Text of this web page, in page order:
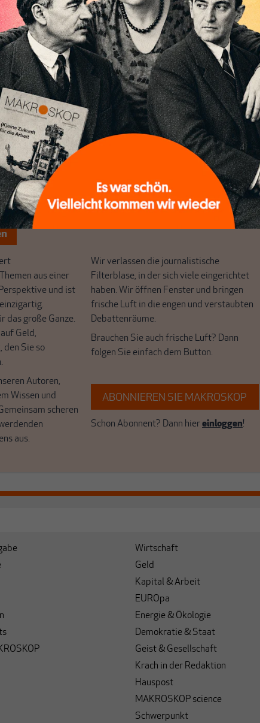
hat sich bestätigt, was wir von Anfang des Jahres an
Zahl der Arbeitslosen (natürlich saisonbereinigt) leicht
der offenen Stellen hat weiter abgenommen. Das spricht
konjunkturelle Dynamik lässt weiter nach und die
Wende zu Ende diesen Jahres oder für 2014
reines Wunschdenken.
sich von allein!
aus einer
und ist
das große Ganze.
Geld,
den Sie so
Autoren,
Wissen und
scheren
aus.
Wir verlassen die journalistische
Filterblase, in der sich viele eingerichtet
haben. Wir öffnen Fenster und bringen
frische Luft in die engen und verstaubten
Debattenräume.
Brauchen Sie auch frische Luft? Dann
folgen Sie einfach dem Button.
ABONNIEREN SIE MAKROSKOP
Schon Abonnent? Dann hiereinloggen!
Wirtschaft
Geld
Kapital & Arbeit
EUROpa
Energie & Ökologie
Demokratie & Staat
Geist & Gesellschaft
Krach in der Redaktion
Hauspost
MAKROSKOP science
Schwerpunkt